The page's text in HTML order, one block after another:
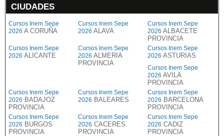
CIUDADES
Cursos Inem Sepe
2026 A CORUÑA
Cursos Inem Sepe
2026 ALAVA
Cursos Inem Sepe
2026 ALBACETE
PROVINCIA
Cursos Inem Sepe
2026 ALICANTE
Cursos Inem Sepe
2026 ALMERIA
PROVINCIA
Cursos Inem Sepe
2026 ASTURIAS
Cursos Inem Sepe
2026 AVILA
PROVINCIA
Cursos Inem Sepe
2026 BADAJOZ
PROVINCIA
Cursos Inem Sepe
2026 BALEARES
Cursos Inem Sepe
2026 BARCELONA
PROVINCIA
Cursos Inem Sepe
2026 BURGOS
PROVINCIA
Cursos Inem Sepe
2026 CACERES
PROVINCIA
Cursos Inem Sepe
2026 CADIZ
PROVINCIA